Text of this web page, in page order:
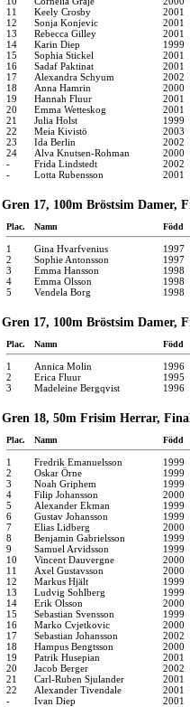
11
Keely Crosby
2001
12
Sonja Konjevic
2001
13
Rebecca Gilley
2001
14
Karin Diep
1999
15
Sophia Stickel
2001
16
Sadaf Paktinat
2001
17
Alexandra Schyum
2002
18
Anna Hamrin
2000
19
Hannah Fluur
2001
20
Emma Wetteskog
2001
21
Julia Holst
1999
22
Meia Kivistö
2003
23
Ida Berlin
2002
24
Alva Knutsen-Rohman
2000
-
Frida Lindstedt
2002
-
Lotta Rubensson 2001
Gren 17, 100m Bröstsim Damer,
Plac. Namn Född
1 Gina Hvarfvenius
1997
2
Sophie Antonsson
1997
3
Emma Hansson
1998
4
Emma Olsson
1998
5
Vendela Borg 1998
Gren 17, 100m Bröstsim Damer,
Plac. Namn Född
1 Annica Molin
1996
2
Erica Fluur
1995
3
Madeleine Bergqvist 1996
Gren 18, 50m Frisim Herrar,
Plac. Namn Född
1 Fredrik Emanuelsson
1999
2
Oskar Örne
1999
3
Noah Griphem
1999
4
Filip Johansson
2000
5
Alexander Ekman
1999
6
Gustav Johansson
1999
7
Elias Lidberg
2000
8
Benjamin Gabrielsson
1999
9
Samuel Arvidsson
1999
10
Vincent Dauvergne
2000
11
Axel Gustavsson
2000
12
Markus Hjält
1999
13
Ludvig Sohlberg
1999
14
Erik Olsson
2000
15
Sebastian Svensson
1999
16
Marko Cvjetkovic
2000
17
Sebastian Johansson
2002
18
Hampus Bengtsson
2000
19
Patrik Husepian
2001
20
Jacob Berger
2002
21
Carl-Ruben Sjulander
2001
22
Alexander Tivendale
2001
-
Ivan Diep 2001